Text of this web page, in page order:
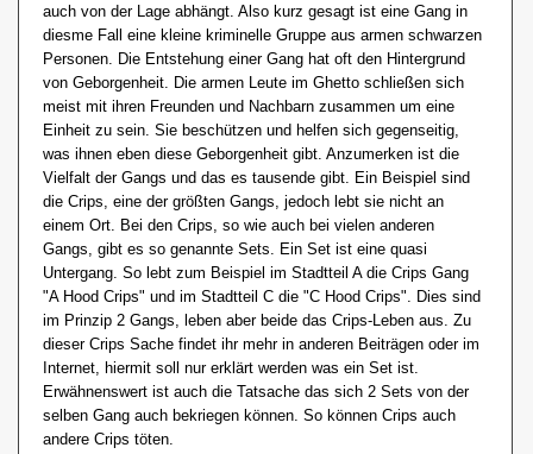
auch von der Lage abhängt. Also kurz gesagt ist eine Gang in
diesme Fall eine kleine kriminelle Gruppe aus armen schwarzen
Personen. Die Entstehung einer Gang hat oft den Hintergrund
von Geborgenheit. Die armen Leute im Ghetto schließen sich
meist mit ihren Freunden und Nachbarn zusammen um eine
Einheit zu sein. Sie beschützen und helfen sich gegenseitig,
was ihnen eben diese Geborgenheit gibt. Anzumerken ist die
Vielfalt der Gangs und das es tausende gibt. Ein Beispiel sind
die Crips, eine der größten Gangs, jedoch lebt sie nicht an
einem Ort. Bei den Crips, so wie auch bei vielen anderen
Gangs, gibt es so genannte Sets. Ein Set ist eine quasi
Untergang. So lebt zum Beispiel im Stadtteil A die Crips Gang
"A Hood Crips" und im Stadtteil C die "C Hood Crips". Dies sind
im Prinzip 2 Gangs, leben aber beide das Crips-Leben aus. Zu
dieser Crips Sache findet ihr mehr in anderen Beiträgen oder im
Internet, hiermit soll nur erklärt werden was ein Set ist.
Erwähnenswert ist auch die Tatsache das sich 2 Sets von der
selben Gang auch bekriegen können. So können Crips auch
andere Crips töten.